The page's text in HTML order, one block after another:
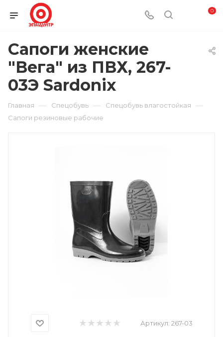
0
Сапоги женские
"Вега" из ПВХ, 267-
03Э Sardonix
Главная — Спецобувь — Спецобувь влагостойкая —
Сапоги резиновые рабочие
Артикул: 267-03